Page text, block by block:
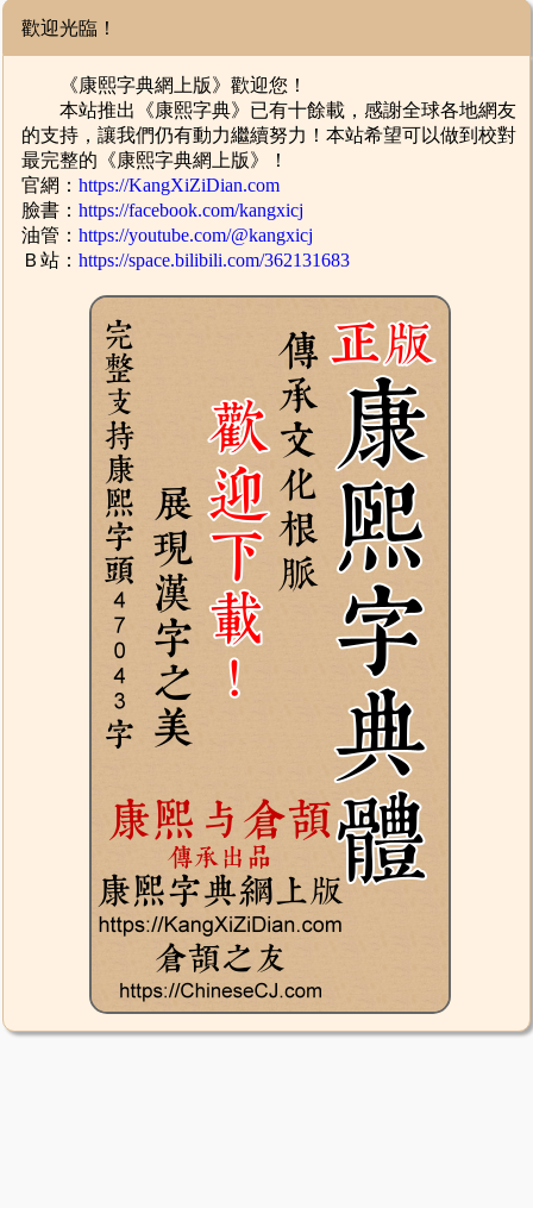
歡迎光臨！
《康熙字典網上版》歡迎您！
本站推出《康熙字典》已有十餘載，感謝全球各地網友
的支持，讓我們仍有動力繼續努力！本站希望可以做到校對
最完整的《康熙字典網上版》！
官網：https://KangXiZiDian.com
臉書：https://facebook.com/kangxicj
油管：https://youtube.com/@kangxicj
Ｂ站：https://space.bilibili.com/362131683